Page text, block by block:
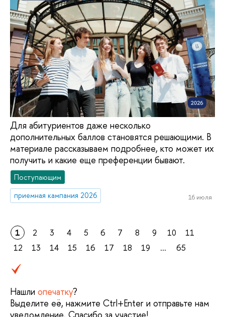
Для абитуриентов даже несколько
дополнительных баллов становятся решающими. В
материале рассказываем подробнее, кто может их
получить и какие еще преференции бывают.
Поступающим
приемная кампания 2026
16 июля
1 2 3 4 5 6 7 8 9 10
11
12
13 14 15 16 17 18 19 ... 65
Нашли опечатку?
Выделите её, нажмите Ctrl+Enter и отправьте нам